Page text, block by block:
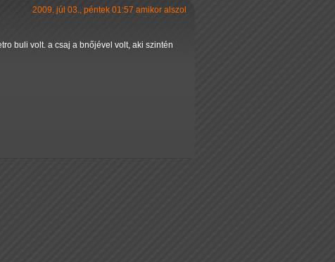
2009. júl 03., péntek 01:57 amikor alszol
buli volt. a csaj a bnőjével volt, aki szintén